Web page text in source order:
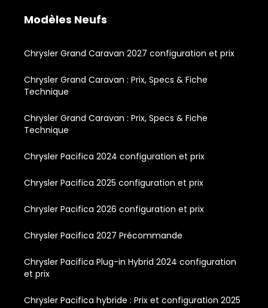
Modèles Neufs
Chrysler Grand Caravan 2027 configuration et prix
Chrysler Grand Caravan : Prix, Specs & Fiche
Technique
Chrysler Grand Caravan : Prix, Specs & Fiche
Technique
Chrysler Pacifica 2024 configuration et prix
Chrysler Pacifica 2025 configuration et prix
Chrysler Pacifica 2026 configuration et prix
Chrysler Pacifica 2027 Précommande
Chrysler Pacifica Plug-in Hybrid 2024 configuration
et prix
Chrysler Pacifica hybride : Prix et configuration 2025